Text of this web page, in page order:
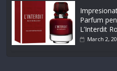
Parfum
L’Interdit
March 2,